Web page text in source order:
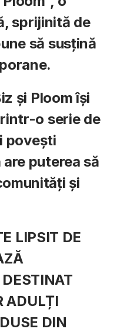
sprijinită de
să susțină
și Ploom își
o serie de
povești
puterea să
și
LIPSIT DE
ADULȚI
DIN